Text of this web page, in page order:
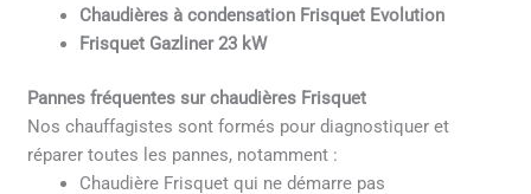
Chaudières à condensation Frisquet Evolution
Frisquet Gazliner 23 kW
Pannes fréquentes sur chaudières Frisquet
Nos chauffagistes sont formés pour diagnostiquer et
réparer toutes les pannes, notamment :
Chaudière Frisquet qui ne démarre pas